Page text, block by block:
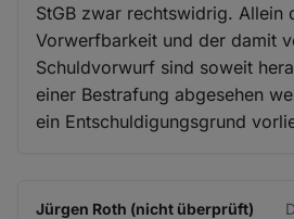
StGB zwar rechtswidrig. Allein
Vorwerfbarkeit und der damit
Schuldvorwurf sind soweit
einer Bestrafung abgesehen
ein Entschuldigungsgrund
Jürgen Roth (nicht überprüft)